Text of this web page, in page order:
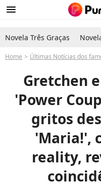
menu
Novela Três Graças
Home Últimas Notícias dos
Gretchen
'Power
gritos
'Maria!',
reality,